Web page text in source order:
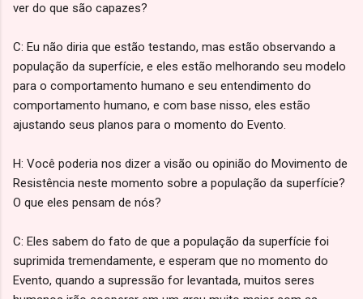
ver do que são capazes?
C: Eu não diria que estão testando, mas estão observando a
população da superfície, e eles estão melhorando seu modelo
para o comportamento humano e seu entendimento do
comportamento humano, e com base nisso, eles estão
ajustando seus planos para o momento do Evento.
H: Você poderia nos dizer a visão ou opinião do Movimento de
Resistência neste momento sobre a população da superfície?
O que eles pensam de nós?
C: Eles sabem do fato de que a população da superfície foi
suprimida tremendamente, e esperam que no momento do
Evento, quando a supressão for levantada, muitos seres